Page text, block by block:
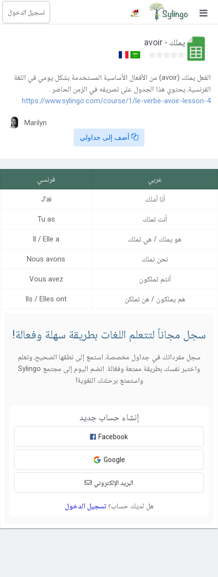
تسجيل الدخول
الصفحة الرئيسية
الدورات
avoir - يملك
الفعل يملك (avoir) من الأفعال الأساسية المستخدمة بشكل يومي في اللغة
الفرنسية، يحتوي هذا الجدول على تصريفه في الزمن الحاضر .
https://www.sylingo.com/course/1/le-verbe-avoir-lesson-4
Marilyn
أضف إلى جداولي
عربي فرنسي
أنا أملك J’ai
أنت تملك Tu as
هو يملك / هي تملك Il / Elle a
نحن نملك Nous avons
أنتم تملكون Vous avez
هم يملكون / هن تملكن Ils / Elles ont
سجل مجاناً لتتعلم اللغات بطريقة سهلة وفعالة!
سجل مفرداتك في جداول مخصصة، استمع إلى نطقها الصحيح، وتعلم
واختبر نفسك بطريقة ممتعة وفعّالة. انضم اليوم إلى مجتمع Sylingo
واستمتع برحلتك اللغوية!
إنشاء حساب جديد
Facebook
Google
البريد الإلكتروني
هل لديك حساب؟تسجيل الدخول